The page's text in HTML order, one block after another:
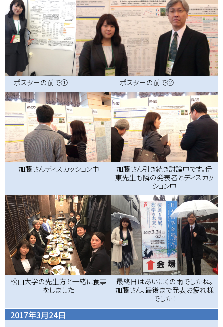
ポスターの前で① ポスターの前で②
加藤さんディスカッション中
加藤さん引き続き討論中です。伊
東先生も隣の発表者とディスカッ
ション中
松山大学の先生方と一緒に食事
をしました
最終日はあいにくの雨でしたね。
加藤さん、最後まで発表お疲れ様
でした！
2017年3月24日